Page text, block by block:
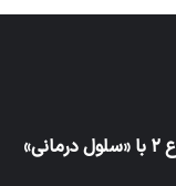
ادعای دانشمندان چینی: درمان دیابت نوع ۲ با «سلول درمانی»